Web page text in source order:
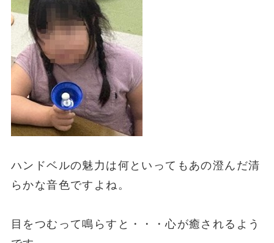
ハンドベルの魅力は何といってもあの澄んだ清
らかな音色ですよね。
目をつむって鳴らすと・・・心が癒されるよう